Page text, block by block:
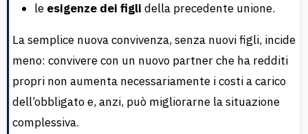
le esigenze dei figli della precedente unione.
La semplice nuova convivenza, senza nuovi figli, incide
meno: convivere con un nuovo partner che ha redditi
propri non aumenta necessariamente i costi a carico
dell’obbligato e, anzi, può migliorarne la situazione
complessiva.